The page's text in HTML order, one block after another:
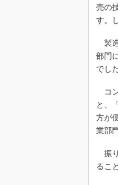
売の
す。
製
部門
でし
コン
と、
方が
業部
振
るこ